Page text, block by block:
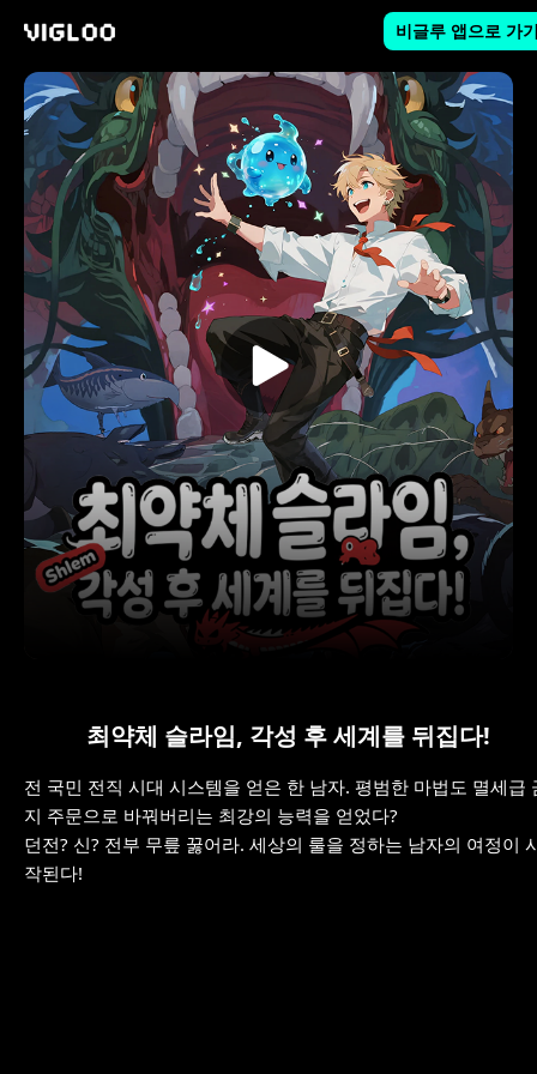
비글루 앱으로 가
최약체 슬라임, 각성 후 세계를 뒤집다!
전 국민 전직 시대 시스템을 얻은 한 남자. 평범한 마법도 멸세급
지 주문으로 바꿔버리는 최강의 능력을 얻었다?
던전? 신? 전부 무릎 꿇어라. 세상의 룰을 정하는 남자의 여정이
작된다!